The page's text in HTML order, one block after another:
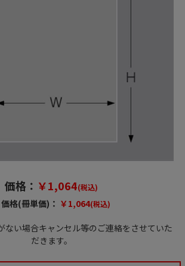
価格： ￥1,064(税込)
格(冊単価)： ￥1,064(税込)
い場合キャンセル等のご連絡をさせていた
だきます。